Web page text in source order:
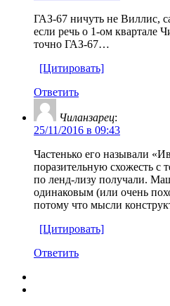
ГАЗ-67 ничуть не Виллис,
если речь о 1-ом квартале
точно ГАЗ-67…
[Цитировать]
Ответить
Чиланзарец:
25/11/2016 в 09:43
Частенько его называли
поразительную схожесть
по ленд-лизу получали.
одинаковым (или очень
потому что мысли
[Цитировать]
Ответить